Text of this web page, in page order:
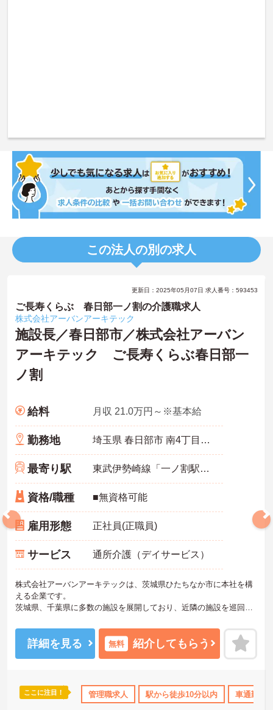
この法人の別の求人
休･育休･介護休暇取得実績あり ボーナス・賞与あり 社会保険完備
更新日：2025年05月07日 求人番号：593453
ご長寿くらぶ 春日部一ノ割の介護職求人
株式会社アーバンアーキテック
施設長／春日部市／株式会社アーバン
アーキテック ご長寿くらぶ春日部一
ノ割
給料 月収 21.0万円～※基本給
勤務地 埼玉県 春日部市 南4丁目22-14
最寄り駅 東武伊勢崎線「一ノ割駅」徒歩3分
資格/職種 ■無資格可能
雇用形態 正社員(正職員)
サービス 通所介護（デイサービス）
株式会社アーバンアーキテックは、茨城県ひたちなか市に本社を構
える企業です。
茨城県、千葉県に多数の施設を展開しており、近隣の施設を巡回す
70代の方も、ご自身のスキルを活かして働かれている職場です。
詳細を見る 無料 紹介してもらう
ここに注目！ 管理職求人 駅から徒歩10分以内 車通勤可